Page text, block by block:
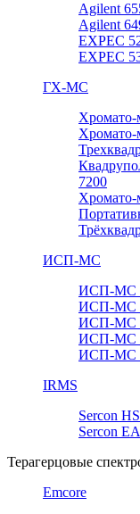
Agilent
Agilent
EXPEC
EXPEC
ГХ-МС
Хромато-
Хромато-
7200
Хромато-
ИСП-МС
ИСП-МС
ИСП-МС
ИСП-МС
ИСП-МС
ИСП-МС
IRMS
Sercon
Sercon
Терагерцовые
Emcore